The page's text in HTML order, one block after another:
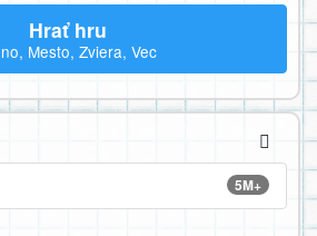
Hrať hru
Mesto, Zviera, Vec
5M+